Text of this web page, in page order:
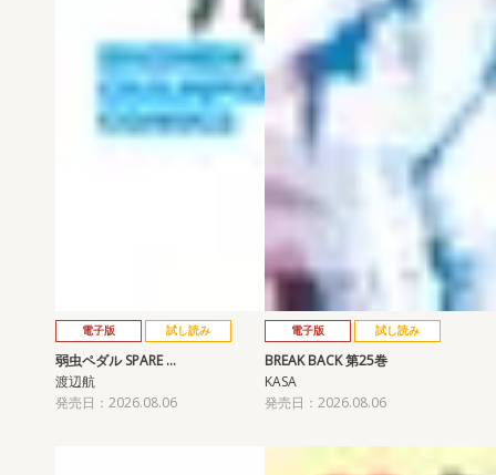
電子版 試し読み
弱虫ペダル SPARE …
渡辺航
発売日：2026.08.06
電子版 試し読み
BREAK BACK 第25巻
KASA
発売日：2026.08.06